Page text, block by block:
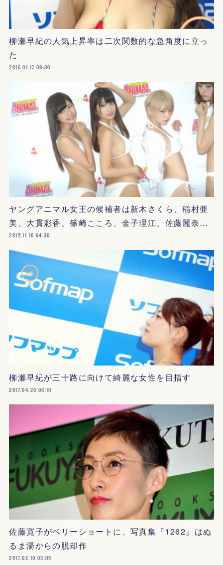
柳瀬早紀の人気上昇率は二次関数的な急角度に立っ
た
2016.01.17 09:00
ヤングアニマル女王の候補者は新木さくら、稲村亜
美、大貫彩香、篠崎こころ、金子理江、佐藤麗奈…
2015.11.16 04:30
柳瀬早紀が三十路に向けて綺麗な女性を目指す
2017.04.20 06:10
佐藤寛子がベリーショートに、写真集『1262』はぬ
るま湯からの脱却作
2017.02.19 03:05